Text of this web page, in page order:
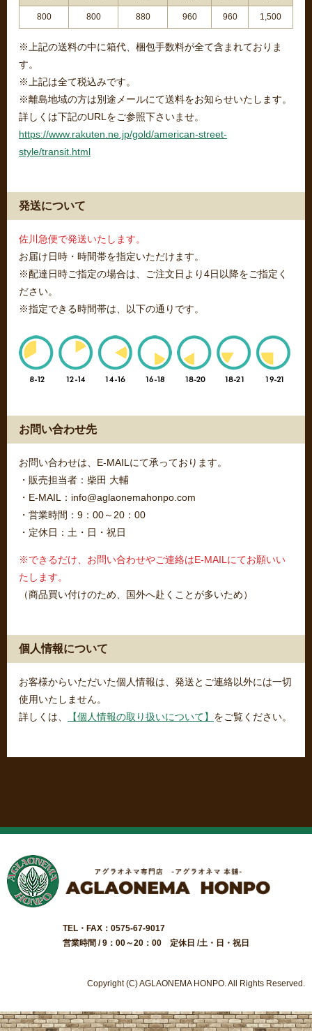
800 800 880 960 960 1,500
※上記の送料の中に箱代、梱包手数料が全て含まれておりま
す。
※上記は全て税込みです。
※離島地域の方は別途メールにて送料をお知らせいたします。
詳しくは下記のURLをご参照下さいませ。
https://www.rakuten.ne.jp/gold/american-street-
style/transit.html
発送について
佐川急便で発送いたします。
お届け日時・時間帯を指定いただけます。
※配達日時ご指定の場合は、ご注文日より4日以降をご指定く
ださい。
※指定できる時間帯は、以下の通りです。
お問い合わせ先
お問い合わせは、E-MAILにて承っております。
・販売担当者：柴田 大輔
・E-MAIL：info@aglaonemahonpo.com
・営業時間：9：00～20：00
・定休日：土・日・祝日
※できるだけ、お問い合わせやご連絡はE-MAILにてお願いい
たします。
（商品買い付けのため、国外へ赴くことが多いため）
個人情報について
お客様からいただいた個人情報は、発送とご連絡以外には一切
使用いたしません。
詳しくは、
【個人情報の取り扱いについて】 をご覧ください。
TEL・FAX：0575-67-9017
営業時間 / 9：00～20：00 定休日 /土・日・祝日
Copyright (C) AGLAONEMA HONPO. All Rights Reserved.